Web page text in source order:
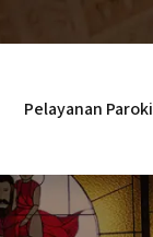
Pelayanan Paroki